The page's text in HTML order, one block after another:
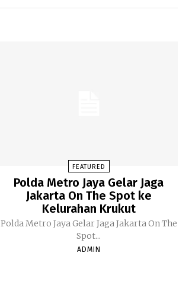
FEATURED
Polda Metro Jaya Gelar Jaga
Jakarta On The Spot ke
Kelurahan Krukut
Polda Metro Jaya Gelar Jaga Jakarta On The
Spot...
ADMIN